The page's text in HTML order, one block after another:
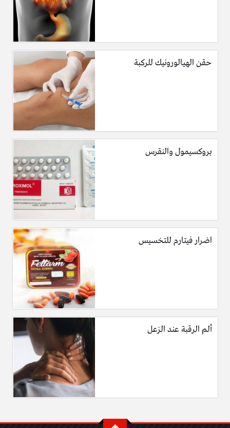
حقن الهيالورونيك للركبة
بروكسيمول والنقرس
اضرار فيتارم للتخسيس
ألم الرقبة عند الزعل